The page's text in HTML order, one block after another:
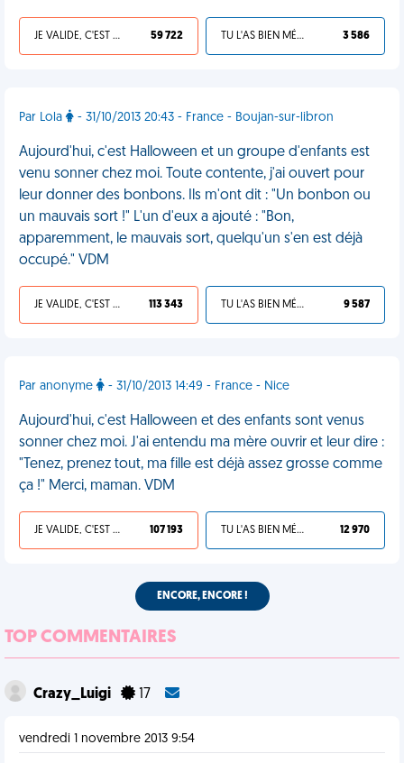
JE VALIDE, C'EST UNE VDM 59 722 TU L'AS BIEN MÉRITÉ 3 586
Par Lola - 31/10/2013 20:43 - France - Boujan-sur-libron
Aujourd'hui, c'est Halloween et un groupe d'enfants est
venu sonner chez moi. Toute contente, j'ai ouvert pour
leur donner des bonbons. Ils m'ont dit : "Un bonbon ou
un mauvais sort !" L'un d'eux a ajouté : "Bon,
apparemment, le mauvais sort, quelqu'un s'en est déjà
occupé." VDM
JE VALIDE, C'EST UNE VDM 113 343 TU L'AS BIEN MÉRITÉ 9 587
Par anonyme - 31/10/2013 14:49 - France - Nice
Aujourd'hui, c'est Halloween et des enfants sont venus
sonner chez moi. J'ai entendu ma mère ouvrir et leur dire :
"Tenez, prenez tout, ma fille est déjà assez grosse comme
ça !" Merci, maman. VDM
JE VALIDE, C'EST UNE VDM 107 193 TU L'AS BIEN MÉRITÉ 12 970
ENCORE, ENCORE !
TOP COMMENTAIRES
Crazy_Luigi 17
vendredi 1 novembre 2013 9:54